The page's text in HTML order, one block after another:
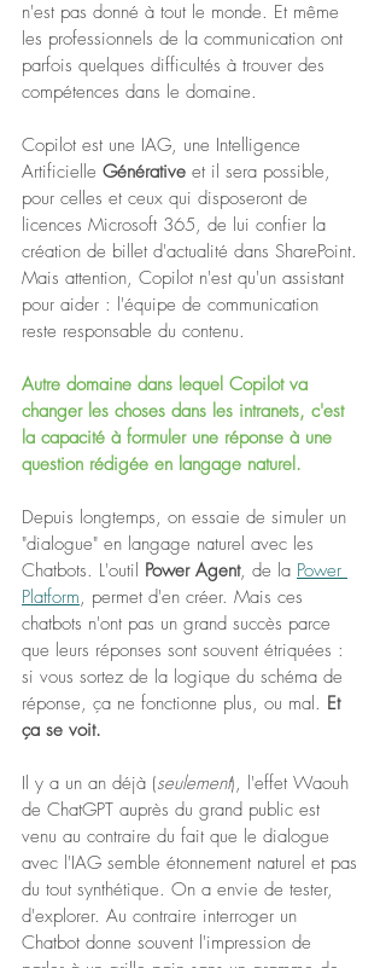
n'est pas donné à tout le monde. Et même
les professionnels de la communication ont
parfois quelques difficultés à trouver des
compétences dans le domaine.
Copilot est une IAG, une Intelligence
Artificielle Générative et il sera possible,
pour celles et ceux qui disposeront de
licences Microsoft 365, de lui confier la
création de billet d'actualité dans SharePoint.
Mais attention, Copilot n'est qu'un assistant
pour aider : l'équipe de communication
reste responsable du contenu.
Autre domaine dans lequel Copilot va
changer les choses dans les intranets, c'est
la capacité à formuler une réponse à une
question rédigée en langage naturel.
Depuis longtemps, on essaie de simuler un
"dialogue" en langage naturel avec les
Chatbots. L'outil Power Agent, de la Power
Platform, permet d'en créer. Mais ces
chatbots n'ont pas un grand succès parce
que leurs réponses sont souvent étriquées :
si vous sortez de la logique du schéma de
réponse, ça ne fonctionne plus, ou mal. Et
ça se voit.
Il y a un an déjà (seulement), l'effet Waouh
de ChatGPT auprès du grand public est
venu au contraire du fait que le dialogue
avec l'IAG semble étonnement naturel et pas
du tout synthétique. On a envie de tester,
d'explorer. Au contraire interroger un
Chatbot donne souvent l'impression de